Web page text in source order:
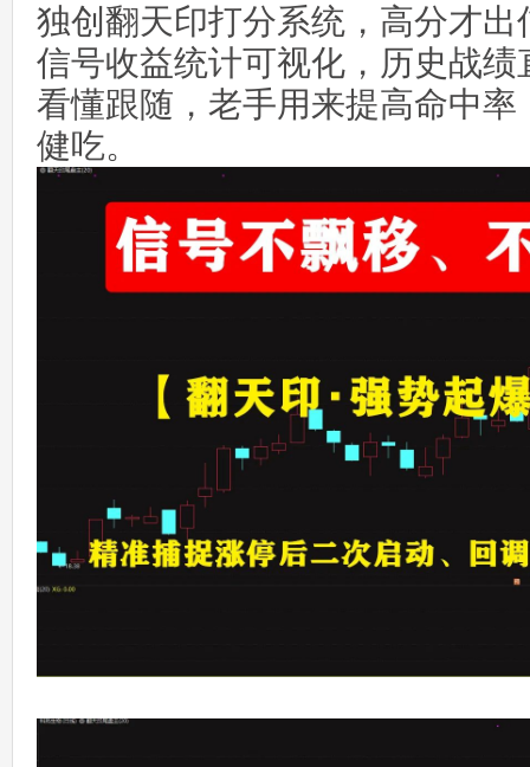
独创翻天印打分系统，高分才
信号收益统计可视化，历史战
看懂跟随，老手用来提高命中
健吃。